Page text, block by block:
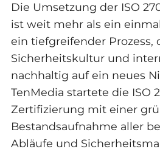
Die Umsetzung der ISO
ist weit mehr als ein
ein tiefgreifender Prozess,
Sicherheitskultur und
nachhaltig auf ein neues
TenMedia startete die ISO
Zertifizierung mit einer
Bestandsaufnahme aller
Abläufe und